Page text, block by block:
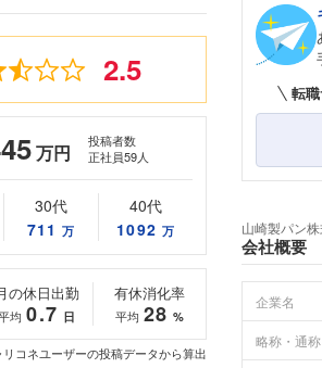
2.5
万円
投稿者数
正社員59人
30代
711 万
40代
1092 万
の休日出勤
均 0.7 日
有休消化率
平均 28 %
リコネユーザーの投稿データから算出
転
山崎製パン
会社概要
企業名
略称・通称